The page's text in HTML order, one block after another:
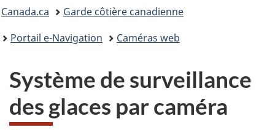
êtes
Canada.ca
Garde côtière canadienne
Portail e-Navigation
Caméras web
Système de surveillance
des glaces par caméra